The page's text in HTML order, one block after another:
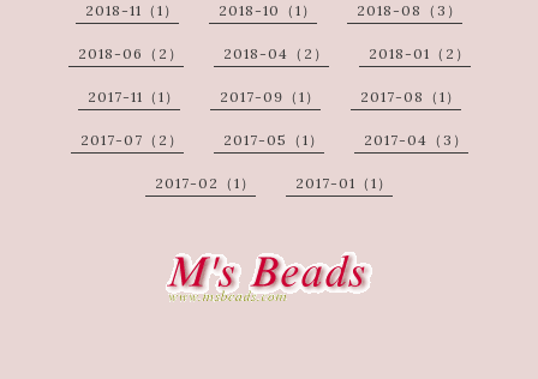
2018-11（1） 2018-10（1） 2018-08（3）
2018-06（2） 2018-04（2） 2018-01（2）
2017-11（1） 2017-09（1） 2017-08（1）
2017-07（2） 2017-05（1） 2017-04（3）
2017-02（1） 2017-01（1）